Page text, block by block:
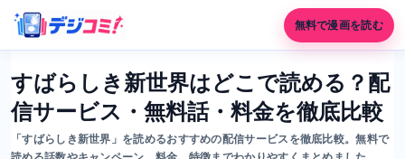
無料で漫画を読む
すばらしき新世界はどこで読める？配
信サービス・無料話・料金を徹底比較
「すばらしき新世界」を読めるおすすめの配信サービスを徹底比較。無料で